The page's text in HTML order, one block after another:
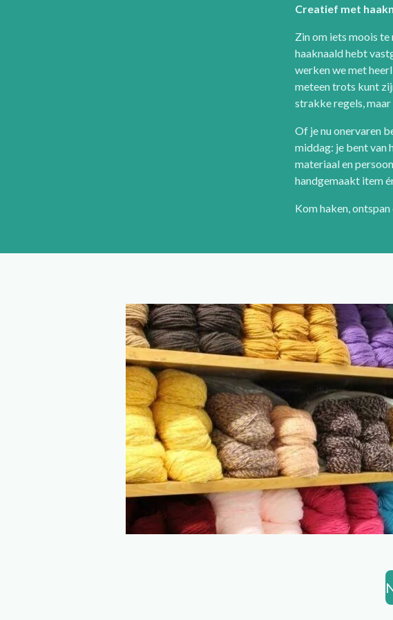
Creatief met
Zin om iets moois te
haaknaald hebt
werken we met
meteen trots kunt
strakke regels, maar
Of je nu onervaren
middag: je bent van
materiaal en
handgemaakt item
Kom haken,